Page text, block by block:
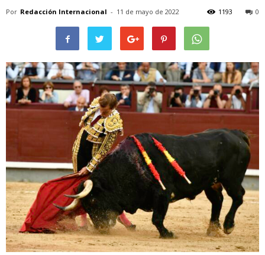
Por Redacción Internacional - 11 de mayo de 2022 0
1193